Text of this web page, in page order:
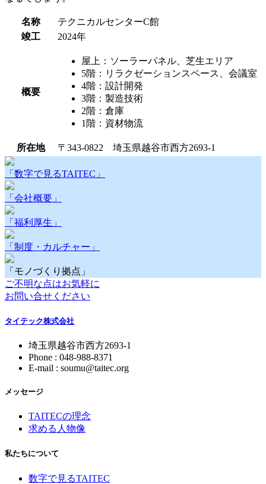
名称
テクニカルセンターC館
竣工
2024年
概要
屋上：ソーラーパネル、芝生エリア
5階：リラクゼーションスペース、会議室
4階：設計開発
3階：製造技術
2階：倉庫
1階：資材物流
所在地 〒343-0822 埼玉県越谷市西方2693-1
「数字で見るTAITEC」
「会社概要」
「福利厚生」
「制度・カルチャー」
「モノづくり拠点」
ご不明な点はお気軽に
お問い合せください
タイテック株式会社
埼玉県越谷市西方2693-1
Phone : 048-988-8371
E-mail : soumu@taitec.org
メッセージ
TAITECの理念
求める人物像
私たちについて
数字で見るTAITEC